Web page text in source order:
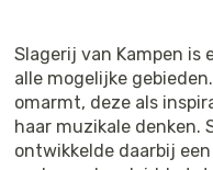
Slagerij van Kampen is
alle mogelijke
omarmt, deze als
haar muzikale denken.
ontwikkelde daarbij